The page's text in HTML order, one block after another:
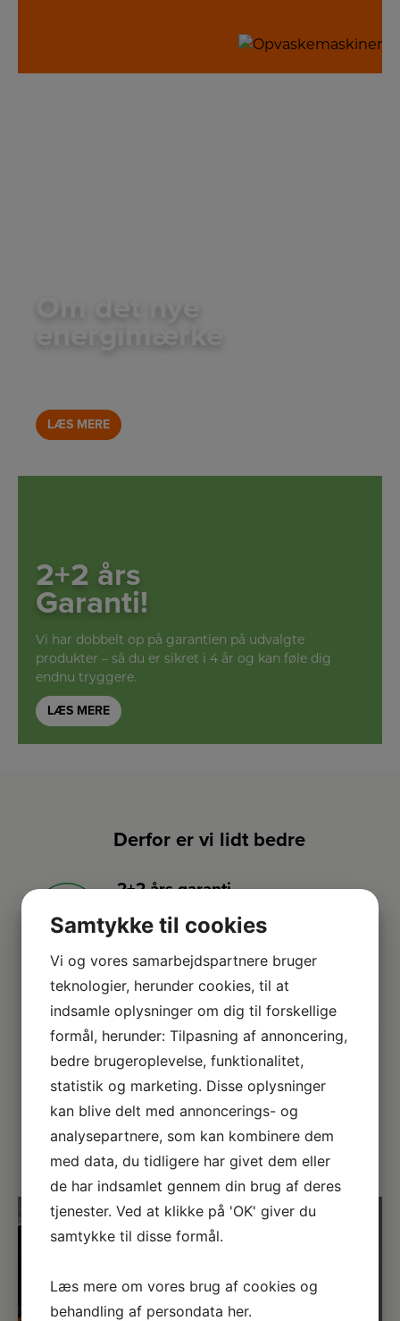
energimærke
LÆS MERE
2+2 års
Garanti!
Vi har dobbelt op på garantien på udvalgte
produkter – så du er sikret i 4 år og kan føle dig
endnu tryggere.
LÆS MERE
Derfor er vi lidt bedre
2+2 års garanti
Vi har udvidet garanti på udvalgte
produkter
Stort sortiment
Vi har et af Danmarks største sortimenter
med alle de kendte varemærker.
Vi dækker hele DK
Vælg mellem mange forskellige
forhandlere i hele landet.
Samtykke til cookies
Vi og vores samarbejdspartnere bruger
teknologier, herunder cookies, til at
indsamle oplysninger om dig til forskellige
formål, herunder: Tilpasning af annoncering,
bedre brugeroplevelse, funktionalitet,
statistik og marketing. Disse oplysninger
kan blive delt med annoncerings- og
analysepartnere, som kan kombinere dem
med data, du tidligere har givet dem eller
de har indsamlet gennem din brug af deres
tjenester. Ved at klikke på 'OK' giver du
samtykke til disse formål.
Læs mere om vores brug af cookies og
behandling af persondata her.